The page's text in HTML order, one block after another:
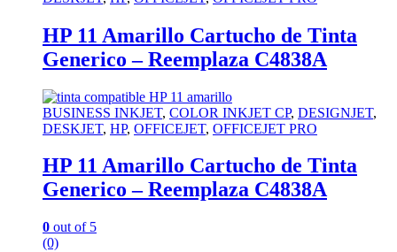
HP 11 Amarillo Cartucho de Tinta
Generico – Reemplaza C4838A
BUSINESS INKJET, COLOR INKJET CP, DESIGNJET,
DESKJET, HP, OFFICEJET, OFFICEJET PRO
HP 11 Amarillo Cartucho de Tinta
Generico – Reemplaza C4838A
0 out of 5
(0)